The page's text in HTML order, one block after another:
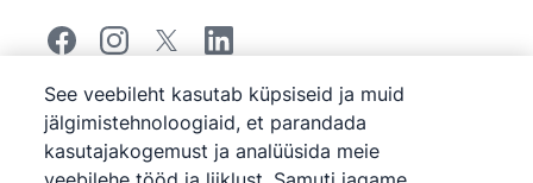
©2026Pipedrive
Pipedrive
Teenuse tingimused
Pipedrive
Privaatsuseeskirjad
See veebileht kasutab küpsiseid ja muid
jälgimistehnoloogiaid, et parandada
kasutajakogemust ja analüüsida meie